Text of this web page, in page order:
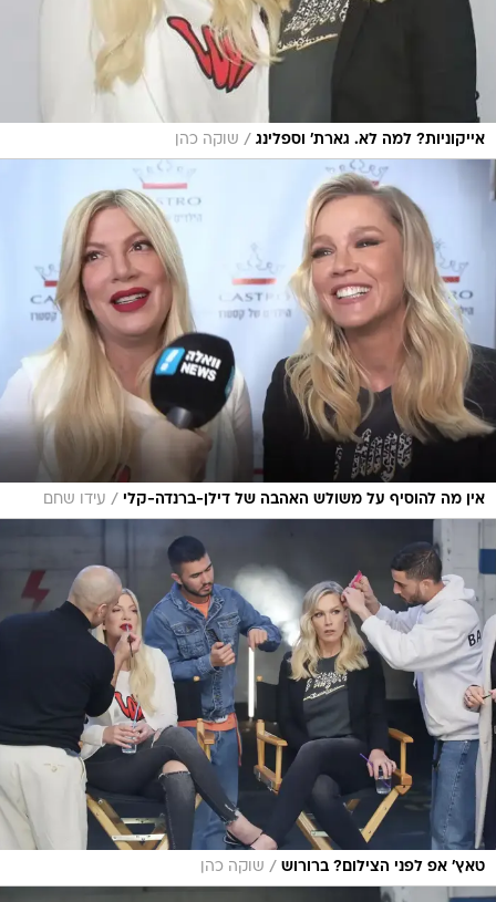
אייקוניות? למה לא. גארת' וספלינג / שוקה כהן
אין מה להוסיף על משולש האהבה של דילן-ברנדה-קלי / עידו שחם
טאץ' אפ לפני הצילום? ברורוש / שוקה כהן